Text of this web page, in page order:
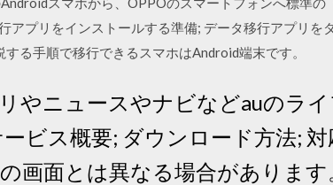
アプリをインストールする準備; データ移行アプリを
る手順で移行できるスマホはAndroid端末です。
やニュースやナビなどauのラ
ビス概要; ダウンロード方法; 対
画面とは異なる場合がありま